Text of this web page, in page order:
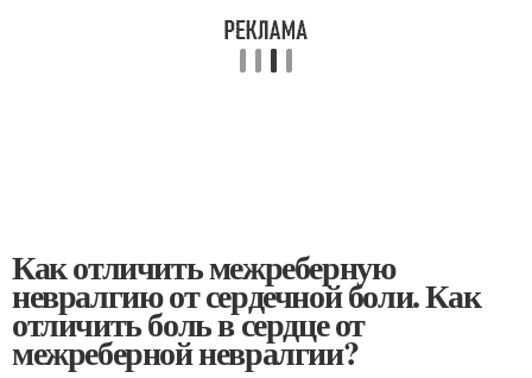
Как отличить межреберную
невралгию от сердечной боли. Как
отличить боль в сердце от
межреберной невралгии?